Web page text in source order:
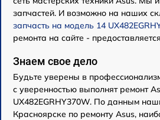
запчастей. И возможно на наших
запчасть на модель 14
ремонта на сайте -
Знаем свое дело
Будьте уверены в
с уверенностью выполнят ремонт
UX482EGRHY370W. По данным
Красноярске по ремонту Asus,